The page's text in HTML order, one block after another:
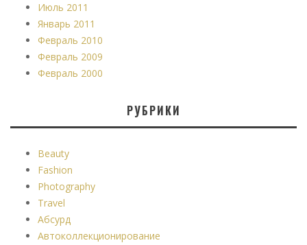
Июль 2011
Январь 2011
Февраль 2010
Февраль 2009
Февраль 2000
РУБРИКИ
Beauty
Fashion
Photography
Travel
Абсурд
Автоколлекционирование